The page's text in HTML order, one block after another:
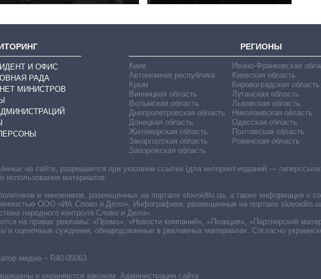
И ОФИС
РАДА
МИНИСТРОВ
РЕГИОНЫ
Киев
Автономная республика
Крым
Винницкая область
Волынская область
Днепропетровская область
Донецкая область
Житомирская область
Закарпатская область
Запорожская область
Ивано-Франковская
Киевская область
Кировоградская область
Луганская область
Львовская область
Николаевская область
Одесская область
Полтавская область
Ровенская область
медиа – R40-05063
и охраняются законом. Администрация сайта
на сайте, разрешается при указании ссылки (для интернет-изданий —
использования материалов.
и чиновников, размещенных на портале slovoidilo.ua, а также информация о
ООО «ИА Слово и Дело». Инфографики, размещенные на портале
народного контроля Слово и Дело».
на правах рекламы: «Промо», «Новости компаний», «Позиция», «Партнерский
и оценочные суждения, обнародованные в рекламных материалах. Согласно